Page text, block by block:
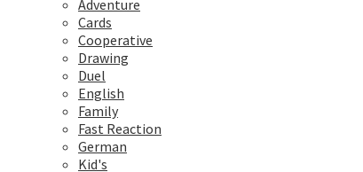
Adventure
Cards
Cooperative
Drawing
Duel
English
Family
Fast Reaction
German
Kid's